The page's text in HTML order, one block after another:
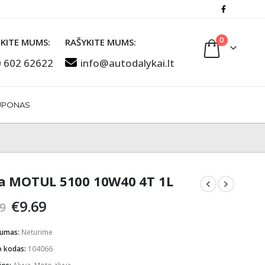
MUMS:
602 62622
RAŠYKITE MUMS:
info@autodalykai.lt
0
MOTUL 5100 10W40 4T 1L
Original
was:
€11.39.
€9.69Current
is:
€9.69.
Neturime
kodas: 104066